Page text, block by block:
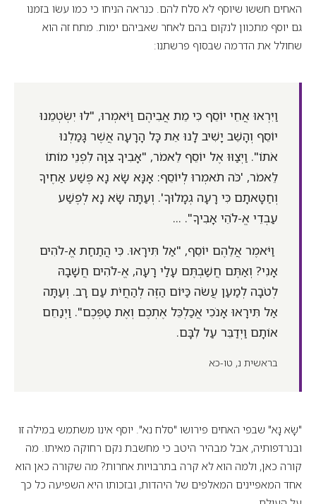
האחים חששו שיוסף לא סלח להם. כנראה הניחו כי כמו עשׂו בזמנו
גם יוסף מתכוון לנקום בהם לאחר שאביהם ימות. מתח זה הוא
שחולל את הדרמה שבסוף פרשתנו:
וַיִּרְאוּ אֲחֵי יוֹסֵף כִּי מֵת אֲבִיהֶם וַיֹּאמְרוּ, "לוּ יִשְׂטְמֵנוּ
יוֹסֵף וְהָשֵׁב יָשִׁיב לָנוּ אֵת כָּל הָרָעָה אֲשֶׁר גָּמַלְנוּ
אֹתוֹ". וַיְצַוּוּ אֶל יוֹסֵף לֵאמֹר, "אָבִיךָ צִוָּה לִפְנֵי מוֹתוֹ
לֵאמֹר, 'כֹּה תֹאמְרוּ לְיוֹסֵף: אָנָּא שָׂא נָא פֶּשַׁע אַחֶיךָ
וְחַטָּאתָם כִּי רָעָה גְמָלוּךָ'. וְעַתָּה שָׂא נָא לְפֶשַׁע
עַבְדֵי אֱ-לֹהֵי אָבִיךָ". ...
וַיֹּאמֶר אֲלֵהֶם יוֹסֵף, "אַל תִּירָאוּ. כִּי הֲתַחַת אֱ-לֹהִים
אָנִי? וְאַתֶּם חֲשַׁבְתֶּם עָלַי רָעָה, אֱ-לֹהִים חֲשָׁבָהּ
לְטֹבָה לְמַעַן עֲשֹׂה כַּיּוֹם הַזֶּה לְהַחֲיֹת עַם רָב. וְעַתָּה
אַל תִּירָאוּ אָנֹכִי אֲכַלְכֵּל אֶתְכֶם וְאֶת טַפְּכֶם". וַיְנַחֵם
אוֹתָם וַיְדַבֵּר עַל לִבָּם.
בראשית נ, טו-כא
"שָׂא נָא" שבפי האחים פירושו "סלח נא". יוסף אינו משתמש במילה זו
ובנרדפותיה, אבל מבהיר היטב כי מחשבת נקם רחוקה מאיתו. מה
קורה כאן, ולמה הוא לא קרה בתרבויות אחרות? מה שקורה כאן הוא
אחד המאפיינים המאלפים של היהדות, ובזכותו היא השפיעה כל כך